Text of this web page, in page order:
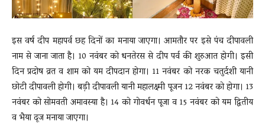
LIVE
इस वर्ष दीप महापर्व छह दिनों का मनाया जाएगा। आमतौर पर इसे पंच दीपावली
नाम से जाना जाता है। 10 नवंबर को धनतेरस से दीप पर्व की शुरुआत होगी। इसी
दिन प्रदोष व्रत व शाम को यम दीपदान होगा। 11 नवंबर को नरक चतुर्दशी यानी
छोटी दीपावली होगी। बड़ी दीपावली यानी महालक्ष्मी पूजन 12 नवंबर को होगा। 13
नवंबर को सोमवती अमावस्या है। 14 को गोवर्धन पूजा व 15 नवंबर को यम द्वितीय
व भैया दूज मनाया जाएगा।